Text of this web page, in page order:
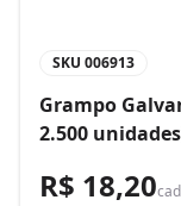
SKU 006913
Grampo
2.500
R$ 18,20